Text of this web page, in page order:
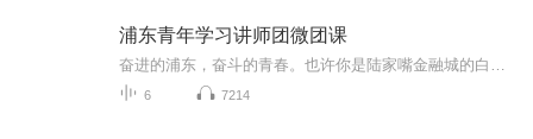
浦东青年学习讲师团微团课
6 7214